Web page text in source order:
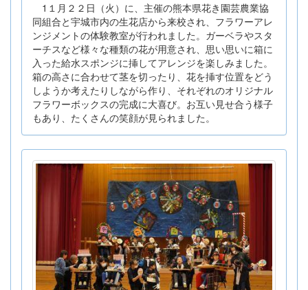
1１月２２日（火）に、主催の熊本県花き園芸農業協
同組合と宇城市内の生花店から来校され、フラワーアレ
ンジメントの体験教室が行われました。ガーベラやスタ
ーチスなど様々な種類の花が用意され、思い思いに箱に
入った給水スポンジに挿してアレンジを楽しみました。
箱の高さに合わせて茎を切ったり、花を挿す位置をどう
しようか考えたりしながら作り、それぞれのオリジナル
フラワーボックスの完成に大喜び。お互い見せ合う様子
もあり、たくさんの笑顔が見られました。